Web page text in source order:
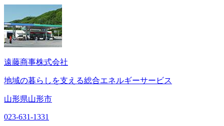
遠藤商事株式会社
地域の暮らしを支える総合エネルギーサービス
山形県山形市
023-631-1331